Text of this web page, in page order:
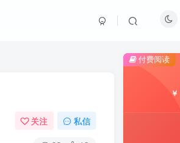
关注 私信
付费阅读
￥